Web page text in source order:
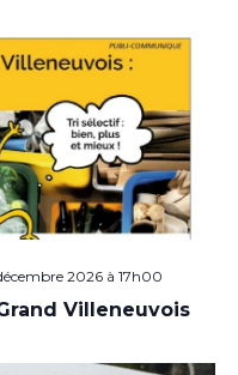
2026 à 17h00
Villeneuvois